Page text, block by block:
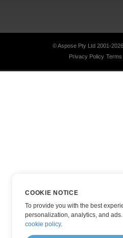
© Aspose Pty Ltd 2001-2026.
Privacy Policy
COOKIE NOTICE
To provide you with the best
personalization, analytics, and
cookie policy.